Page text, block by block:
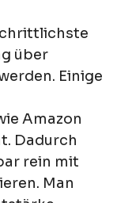
über
Einige
Amazon
Dadurch
rein mit
Man